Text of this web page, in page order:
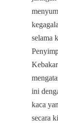
selama
ini
kaca
secara